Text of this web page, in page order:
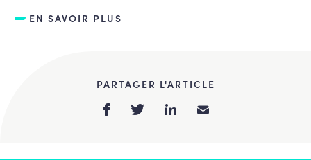
EN SAVOIR PLUS
PARTAGER L'ARTICLE